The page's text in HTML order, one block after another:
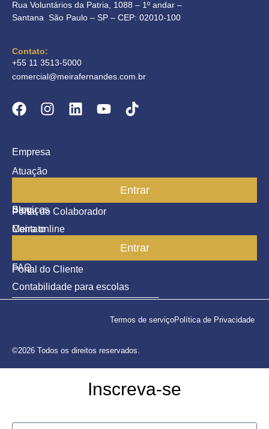
Rua Voluntários da Patria, 1088 – 1º andar –
Santana São Paulo – SP – CEP: 02010-100
Contato:
+55 11 3513-5000
comercial@meirafernandes.com.br
Empresa
Atuação
Blog
Contato
Portal do Colaborador
Entrar
Serviços
Meira online
FAQ
Contabilidade para escolas
Portal do Cliente
Entrar
©2026 Todos os direitos reservados.
Termos de serviçoPolítica de Privacidade
Inscreva-se